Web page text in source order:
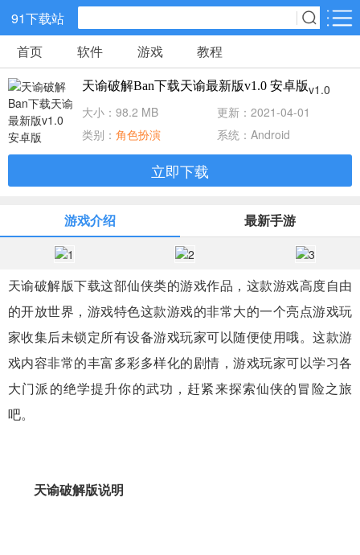
91下载站
网游分类
休闲益智
儿童教育 手游辅助 棋牌游戏
射击吃鸡 传奇游戏 卡牌战略
首页 软件 游戏 教程
天谕破解Ban下载天谕最新版v1.0 安卓版v1.0
大小：98.2 MB
更新：2021-04-01
类别： 角色扮演 系统：Android
立即下载
游戏介绍 最新手游
天谕破解版下载这部仙侠类的游戏作品，这款游戏高度自由
的开放世界，游戏特色这款游戏的非常大的一个亮点游戏玩
家收集后未锁定所有设备游戏玩家可以随便使用哦。这款游
戏内容非常的丰富多彩多样化的剧情，游戏玩家可以学习各
大门派的绝学提升你的武功，赶紧来探索仙侠的冒险之旅
吧。
天谕破解版说明